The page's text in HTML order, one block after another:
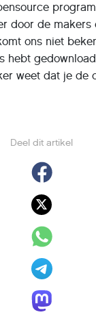
Deel dit artikel
door de
ons niet
hebt
weet dat je de